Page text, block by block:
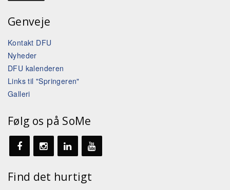
Genveje
Kontakt DFU
Nyheder
DFU kalenderen
Links til "Springeren"
Galleri
Følg os på SoMe
Find det hurtigt